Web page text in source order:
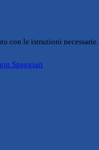
con le istruzioni necessarie.
Spaggiari